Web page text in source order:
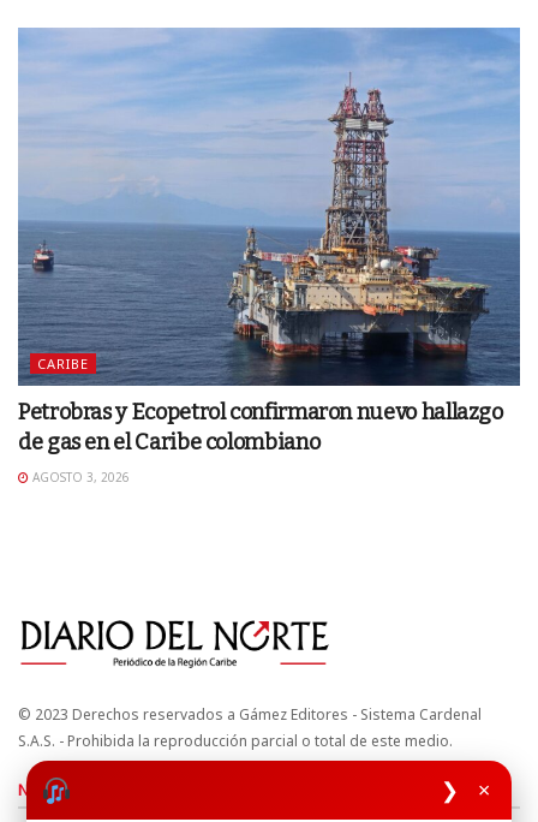
❯ ×
CARIBE
Petrobras y Ecopetrol confirmaron nuevo hallazgo
de gas en el Caribe colombiano
AGOSTO 3, 2026
© 2023 Derechos reservados a Gámez Editores - Sistema Cardenal
S.A.S. - Prohibida la reproducción parcial o total de este medio.
Nuestros sitios